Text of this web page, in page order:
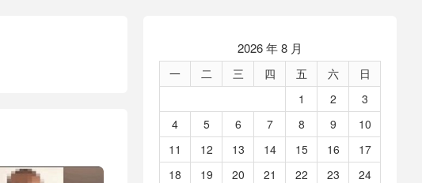
2026 年 8 月
一 二 三 四 五 六
日
1
2
3
4
5 6 7 8 9
10
11
12 13 14 15 16
17
18
19 20 21 22 23
24